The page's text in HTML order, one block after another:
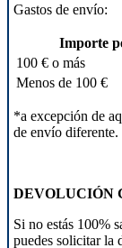
Gastos de envío:
Importe
100 € o más
Menos de 100 €
*a excepción de
de envío diferente.
DEVOLUCIÓN
Si no estás 100%
puedes solicitar la